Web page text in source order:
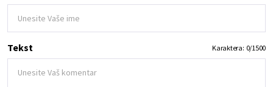
Tekst Karaktera: 0/1500